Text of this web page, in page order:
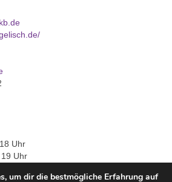
Assistenz
Uhr
Uhr
um dir die bestmögliche Erfahrung auf